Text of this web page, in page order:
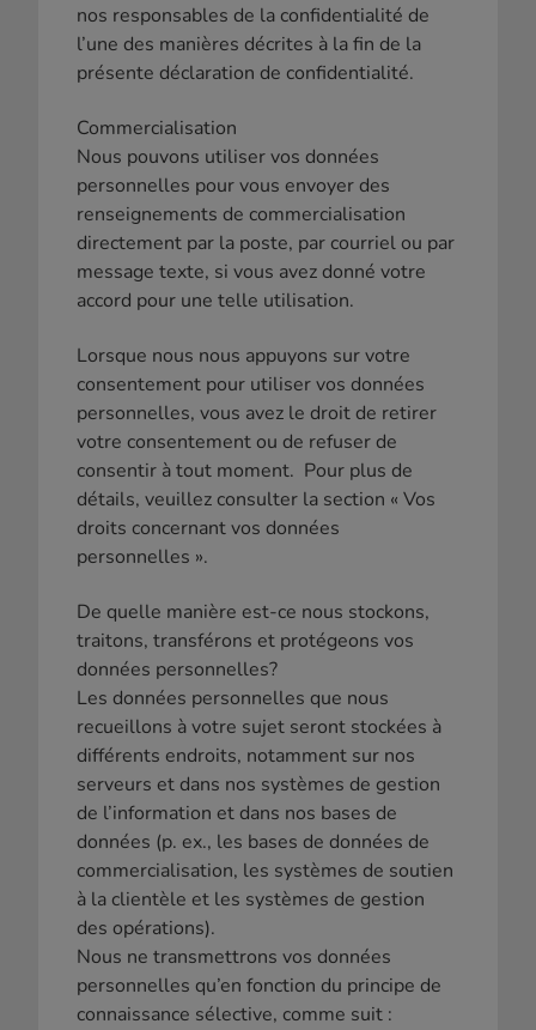
nos responsables de la confidentialité de
l’une des manières décrites à la fin de la
présente déclaration de confidentialité.
Commercialisation
Nous pouvons utiliser vos données
personnelles pour vous envoyer des
renseignements de commercialisation
directement par la poste, par courriel ou par
message texte, si vous avez donné votre
accord pour une telle utilisation.
Lorsque nous nous appuyons sur votre
consentement pour utiliser vos données
personnelles, vous avez le droit de retirer
votre consentement ou de refuser de
consentir à tout moment. Pour plus de
détails, veuillez consulter la section « Vos
droits concernant vos données
personnelles ».
De quelle manière est-ce nous stockons,
traitons, transférons et protégeons vos
données personnelles?
Les données personnelles que nous
recueillons à votre sujet seront stockées à
différents endroits, notamment sur nos
serveurs et dans nos systèmes de gestion
de l’information et dans nos bases de
données (p. ex., les bases de données de
commercialisation, les systèmes de soutien
à la clientèle et les systèmes de gestion
des opérations).
Nous ne transmettrons vos données
personnelles qu’en fonction du principe de
connaissance sélective, comme suit :